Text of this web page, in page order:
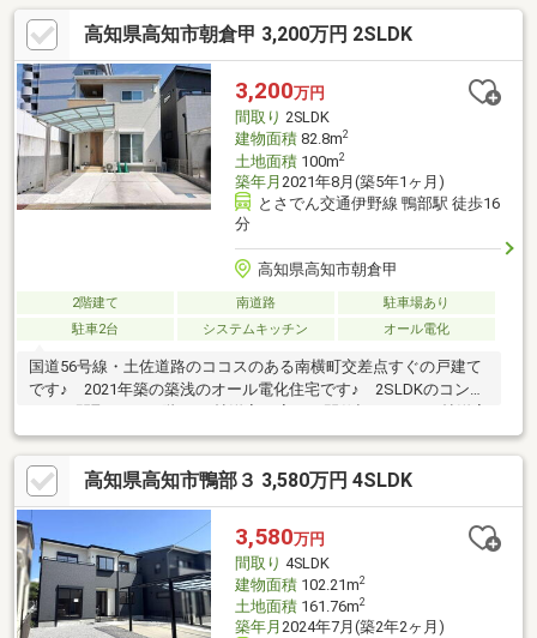
上とゆったりした広さの4LDK♪ さらに全居室が二面採光で明る
い室内となっています♪ 駐車スペースには3台駐車可能で、1台
分のカーポート付きとなっています♪
高知県高知市朝倉甲 3,200万円 2SLDK
3,200万円
間取り 2SLDK
建物面積82.8m2
土地面積100m2
築年月 2021年8月(築5年1ヶ月)
とさでん交通伊野線 鴨部駅 徒歩16
分
高知県高知市朝倉甲
2階建て 南道路
駐車場あり
駐車2台
システムキッチン オール電化
国道56号線・土佐道路のココスのある南横町交差点すぐの戸建て
です♪ 2021年築の築浅のオール電化住宅です♪ 2SLDKのコンパ
としてご使用いただけます♪ カーポートもある駐車スペースには
平面を含めて2台駐車可能♪ すぐ近くにドラッグストアがあるな
どお買い物に便利です♪
高知県高知市鴨部３ 3,580万円 4SLDK
3,580万円
間取り 4SLDK
建物面積102.21m2
土地面積161.76m2
築年月 2024年7月(築2年2ヶ月)